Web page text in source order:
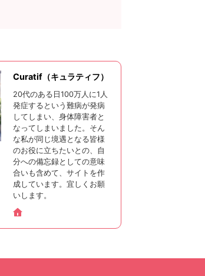
Curatif（キュラティフ）
20代のある日100万人に1人
発症するという難病が発病
してしまい、身体障害者と
なってしまいました。そん
な私が同じ境遇となる皆様
のお役に立ちたいとの、自
分への備忘録としての意味
合いも含めて、サイトを作
成しています。宜しくお願
いします。